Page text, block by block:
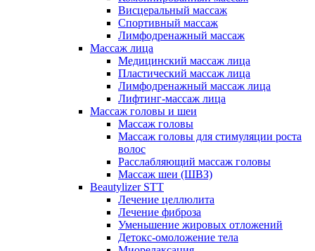
Висцеральный массаж
Спортивный массаж
Лимфодренажный массаж
Массаж лица
Медицинский массаж лица
Пластический массаж лица
Лимфодренажный массаж лица
Лифтинг-массаж лица
Массаж головы и шеи
Массаж головы
Массаж головы для стимуляции роста
волос
Расслабляющий массаж головы
Массаж шеи (ШВЗ)
Beautylizer STT
Лечение целлюлита
Лечение фиброза
Уменьшение жировых отложений
Детокс-омоложение тела